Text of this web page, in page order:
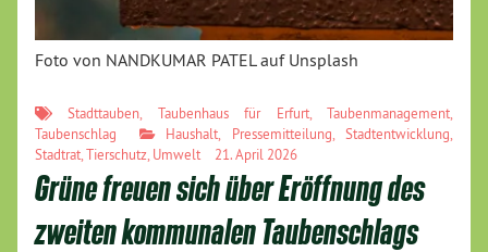
Foto von NANDKUMAR PATEL auf Unsplash
Stadttauben, Taubenhaus für Erfurt,Taubenmanagement,
Taubenschlag
Haushalt, Pressemitteilung, Stadtentwicklung,
Stadtrat,Tierschutz, Umwelt 21. April 2026
Grüne freuen sich über Eröffnung des
zweiten kommunalen Taubenschlags